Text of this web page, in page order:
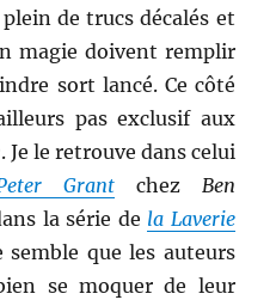
de trucs décalés et
magie doivent remplir
sort lancé. Ce côté
pas exclusif aux
. Je le retrouve dans celui
Grantchez Ben
la série de la Laverie
semble que les auteurs
se moquer de leur